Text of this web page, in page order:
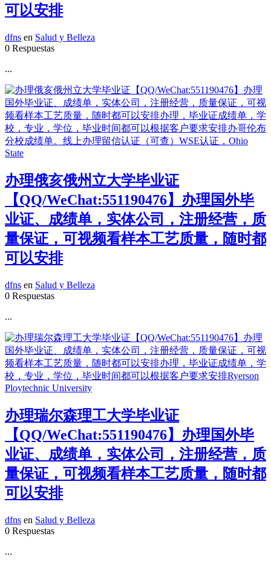
可以安排
dfns en Salud y Belleza
0 Respuestas
...
办理俄亥俄州立大学毕业证
【QQ/WeChat:551190476】办理国外毕
业证、成绩单，实体公司，注册经营，质
量保证，可视频看样本工艺质量，随时都
可以安排
dfns en Salud y Belleza
0 Respuestas
...
办理瑞尔森理工大学毕业证
【QQ/WeChat:551190476】办理国外毕
业证、成绩单，实体公司，注册经营，质
量保证，可视频看样本工艺质量，随时都
可以安排
dfns en Salud y Belleza
0 Respuestas
...